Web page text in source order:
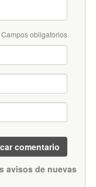
Campos obligatorios
avisos de nuevas